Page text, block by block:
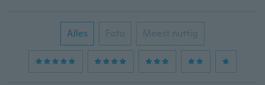
Alles Foto Meest nuttig